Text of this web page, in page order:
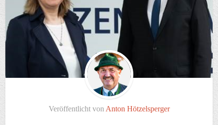
Veröffentlicht von Anton Hötzelsperger